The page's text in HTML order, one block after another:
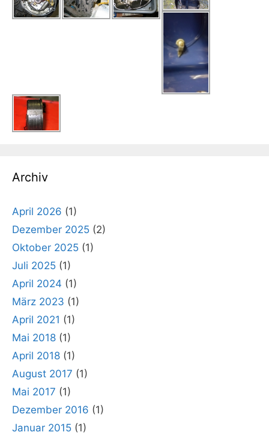
Archiv
April 2026 (1)
Dezember 2025 (2)
Oktober 2025 (1)
Juli 2025 (1)
April 2024 (1)
März 2023 (1)
April 2021 (1)
Mai 2018 (1)
April 2018 (1)
August 2017 (1)
Mai 2017 (1)
Dezember 2016 (1)
Januar 2015 (1)